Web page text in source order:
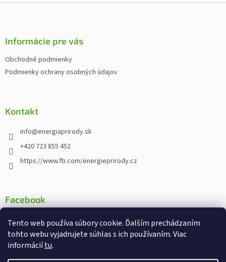
Tento web používa súbory cookie. Ďalším prechádzaním
tohto webu vyjadrujete súhlas s ich používaním. Viac
informáciítu.
Z
Informácie pre vás
Obchodné podmienky
Podmienky ochrany osobných údajov
Kontakt
info@energiaprirody.sk
+420 723 855 452
https://www.fb.com/energieprirody.cz
Facebook